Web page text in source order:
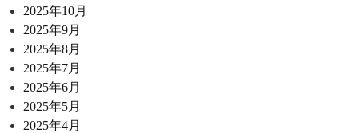
2025年10月
2025年9月
2025年8月
2025年7月
2025年6月
2025年5月
2025年4月